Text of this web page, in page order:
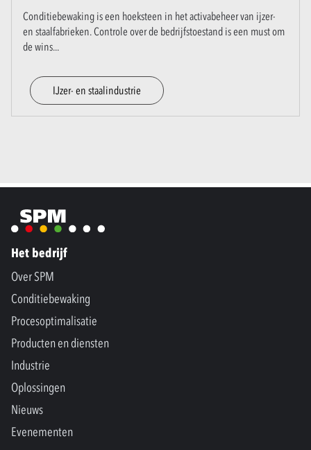
Conditiebewaking is een hoeksteen in het activabeheer van ijzer-
en staalfabrieken. Controle over de bedrijfstoestand is een must om
de wins...
IJzer- en staalindustrie
Het bedrijf
Over SPM
Conditiebewaking
Procesoptimalisatie
Producten en diensten
Industrie
Oplossingen
Nieuws
Evenementen